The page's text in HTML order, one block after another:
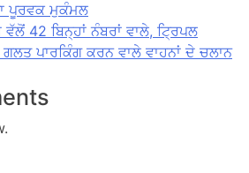
ਪੂਰਵਕ ਮੁਕੰਮਲ
42 ਬਿਨ੍ਹਾਂ ਨੰਬਰਾਂ ਵਾਲੇ, ਟ੍ਰਿਪਲ
ਪਾਰਕਿੰਗ ਕਰਨ ਵਾਲੇ ਵਾਹਨਾਂ ਦੇ ਚਲਾਨ